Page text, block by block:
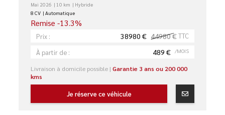
Mai 2026 10 km
Hybride
8 CV
Automatique
Remise -13.3%
Prix : 38980 € 44980 €TTC
À partir de :
489 € /MOIS
Livraison à domicile possible |Garantie 3 ans ou 200 000
kms
Je réserve ce véhicule